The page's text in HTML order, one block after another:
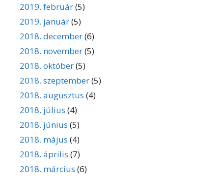
2019. február(5)
2019. január(5)
2018. december(6)
2018. november(5)
2018. október(5)
2018. szeptember(5)
2018. augusztus (4)
2018. július (4)
2018. június (5)
2018. május (4)
2018. április (7)
2018. március (6)